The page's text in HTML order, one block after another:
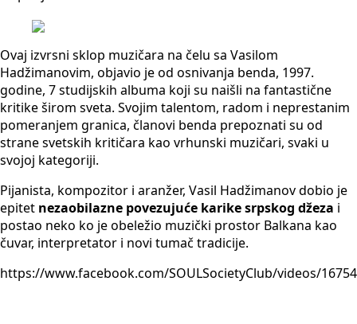
Ovaj izvrsni sklop muzičara na čelu sa Vasilom
Hadžimanovim, objavio je od osnivanja benda, 1997.
godine, 7 studijskih albuma koji su naišli na fantastične
kritike širom sveta. Svojim talentom, radom i neprestanim
pomeranjem granica, članovi benda prepoznati su od
strane svetskih kritičara kao vrhunski muzičari, svaki u
svojoj kategoriji.
Pijanista, kompozitor i aranžer, Vasil Hadžimanov dobio je
epitet nezaobilazne povezujuće karike srpskog džeza i
postao neko ko je obeležio muzički prostor Balkana kao
čuvar, interpretator i novi tumač tradicije.
https://www.facebook.com/SOULSocietyClub/videos/